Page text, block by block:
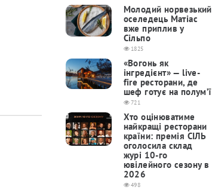
Молодий норвезький
оселедець Матіас
вже приплив у
Сільпо
1825
«Вогонь як
інгредієнт» — live-
fire ресторани, де
шеф готує на полум’ї
721
Хто оцінюватиме
найкращі ресторани
країни: премія СІЛЬ
оголосила склад
журі 10-го
ювілейного сезону в
2026
498